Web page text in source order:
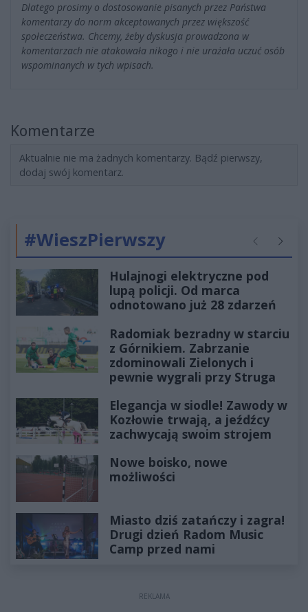
Dlatego prosimy o dostosowanie pisanych przez Państwa
komentarzy do norm akceptowanych przez większość
społeczeństwa. Chcemy, żeby dyskusja prowadzona w
komentarzach nie atakowała nikogo i nie urażała uczuć osób
wspominanych w tych wpisach.
Komentarze
Aktualnie nie ma żadnych komentarzy. Bądź pierwszy,
dodaj swój komentarz.
#WieszPierwszy Poprzednie
Hulajnogi elektryczne pod
lupą policji. Od marca
odnotowano już 28 zdarzeń
Radomiak bezradny w starciu
z Górnikiem. Zabrzanie
zdominowali Zielonych i
pewnie wygrali przy Struga
Elegancja w siodle! Zawody w
Kozłowie trwają, a jeźdźcy
zachwycają swoim strojem
Nowe boisko, nowe
możliwości
Miasto dziś zatańczy i zagra!
Drugi dzień Radom Music
Camp przed nami
REKLAMA